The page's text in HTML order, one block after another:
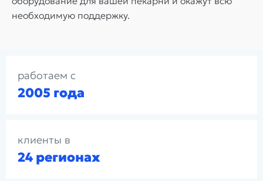
необходимую поддержку.
работаем с
2005 года
клиенты в
24 регионах